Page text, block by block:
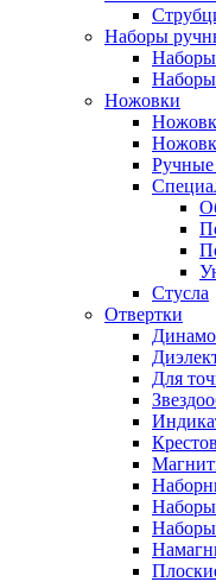
Наборы
Наборы
Наборы
Ножовки
Ручные
Стусла
Отвертки
Для
Наборы
Наборы